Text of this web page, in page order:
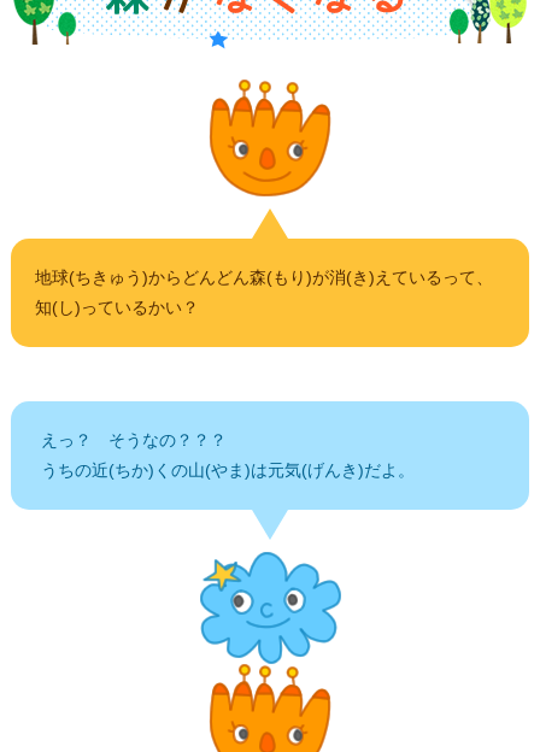
地球(ちきゅう)からどんどん森(もり)が消(き)えているって、
知(し)っているかい？
えっ？ そうなの？？？
うちの近(ちか)くの山(やま)は元気(げんき)だよ。